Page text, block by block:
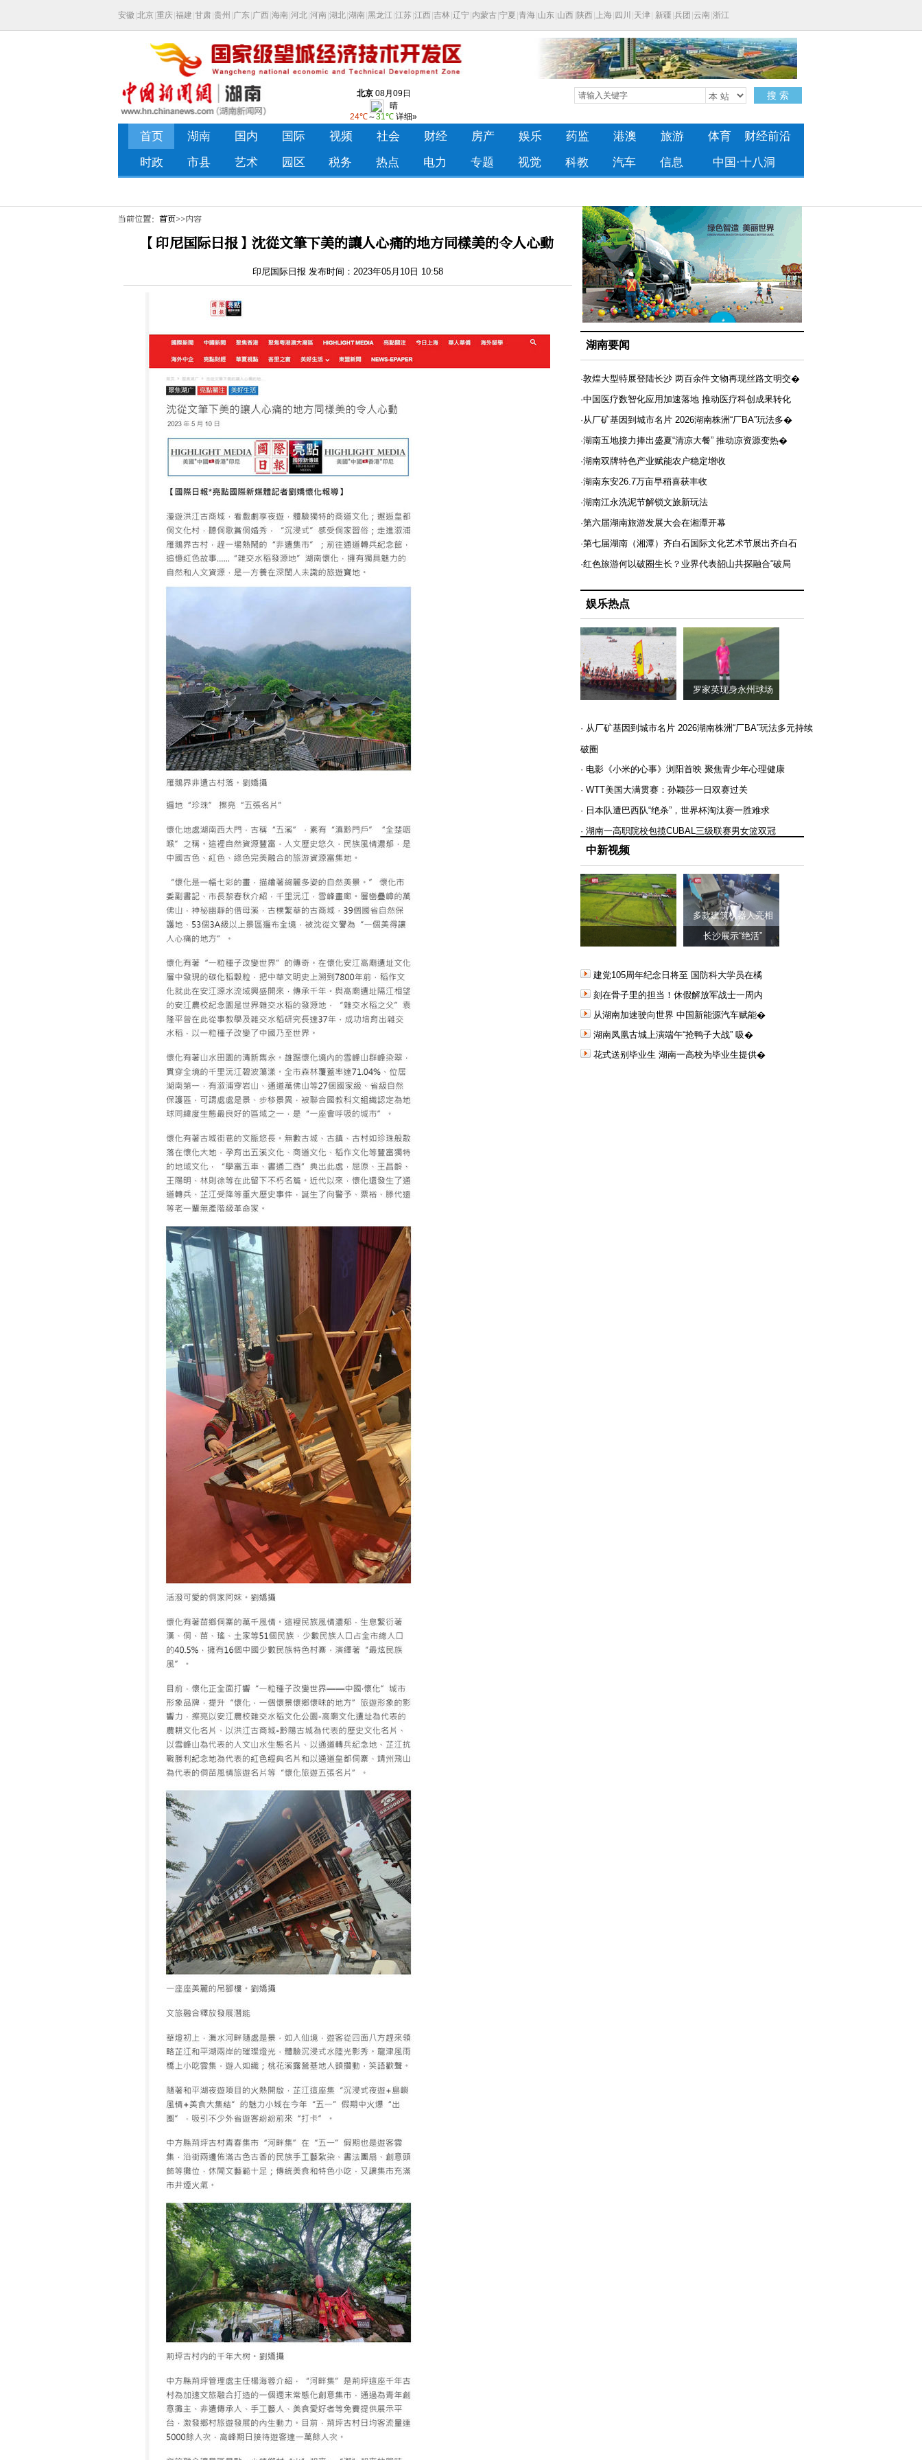
当前位置： 首页>>内容
【印尼国际日报】沈從文筆下美的讓人心痛的地方同樣美的令人心動
印尼国际日报 发布时间：2023年05月10日 10:58
湖南要闻
·敦煌大型特展登陆长沙 两百余件文物再现丝路文明交�
·中国医疗数智化应用加速落地 推动医疗科创成果转化
·从厂矿基因到城市名片 2026湖南株洲“厂BA”玩法多�
·湖南五地接力捧出盛夏“清凉大餐” 推动凉资源变热�
·湖南双牌特色产业赋能农户稳定增收
·湖南东安26.7万亩早稻喜获丰收
·湖南江永洗泥节解锁文旅新玩法
·第六届湖南旅游发展大会在湘潭开幕
·第七届湖南（湘潭）齐白石国际文化艺术节展出齐白石
·红色旅游何以破圈生长？业界代表韶山共探融合“破局
娱乐热点
罗家英现身永州球场
· 从厂矿基因到城市名片 2026湖南株洲“厂BA”玩法多元持续
破圈
· 电影《小米的心事》浏阳首映 聚焦青少年心理健康
· WTT美国大满贯赛：孙颖莎一日双赛过关
· 日本队遭巴西队“绝杀”，世界杯淘汰赛一胜难求
· 湖南一高职院校包揽CUBAL三级联赛男女篮双冠
中新视频
多款建筑机器人亮相
长沙展示“绝活”
建党105周年纪念日将至 国防科大学员在橘
刻在骨子里的担当！休假解放军战士一周内
从湖南加速驶向世界 中国新能源汽车赋能�
湖南凤凰古城上演端午“抢鸭子大战” 吸�
花式送别毕业生 湖南一高校为毕业生提供�